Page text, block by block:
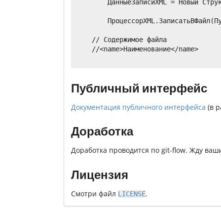
    // Содержимое файла
    //<name>Наименование</name>
Публичный интерфейс
Документация публичного интерфейса (в
Доработка
Доработка проводится по git-flow. Жду
Лицензия
Смотри файл LICENSE.